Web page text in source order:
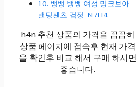
10. 뱅뱅 뱅뱅 여성 밍크보아
밴딩팬츠 검정_N7H4
h4n 추천 상품의 가격을 꼼꼼히
상품 페이지에 접속후 현재 가격
을 확인후 비교 해서 구매 하시면
좋습니다.